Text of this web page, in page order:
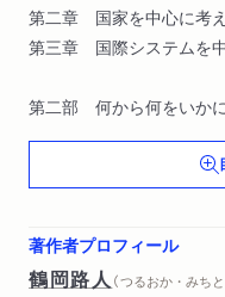
第二章 国家を中心に考
第三章 国際システムを
第二部 何から何をいか
第四章 「何から」守る
第五章 「何を」守るの
第六章 「いかに」守る
第八章 核兵器ってなんだ
著作者プロフィール
鶴岡路人 （ つるおか・みちと